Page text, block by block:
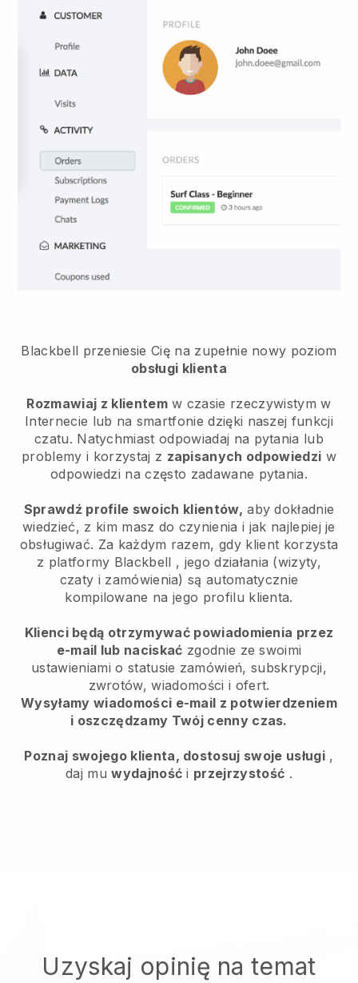
Blackbell przeniesie Cię na zupełnie nowy poziom
obsługi klienta
Rozmawiaj z klientemw czasie rzeczywistym w
Internecie lub na smartfonie dzięki naszej funkcji
czatu. Natychmiast odpowiadaj na pytania lub
problemy i korzystaj z zapisanych odpowiedzi w
odpowiedzi na często zadawane pytania.
Sprawdź profile swoich klientów, aby dokładnie
wiedzieć, z kim masz do czynienia i jak najlepiej je
obsługiwać. Za każdym razem, gdy klient korzysta
z platformy Blackbell , jego działania (wizyty,
czaty i zamówienia) są automatycznie
kompilowane na jego profilu klienta.
Klienci będą otrzymywać powiadomienia przez
e-mail lub naciskać zgodnie ze swoimi
ustawieniami o statusie zamówień, subskrypcji,
zwrotów, wiadomości i ofert.
Wysyłamy wiadomości e-mail z potwierdzeniem
i oszczędzamy Twój cenny czas.
Poznaj swojego klienta, dostosuj swoje usługi,
daj muwydajność i przejrzystość .
Uzyskaj opinię na temat